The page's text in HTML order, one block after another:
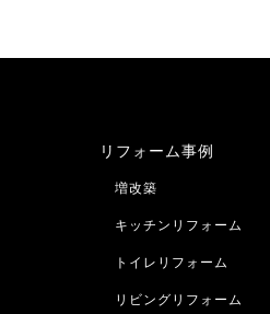
リフォーム事例
増改築
キッチンリフォーム
トイレリフォーム
リビングリフォーム